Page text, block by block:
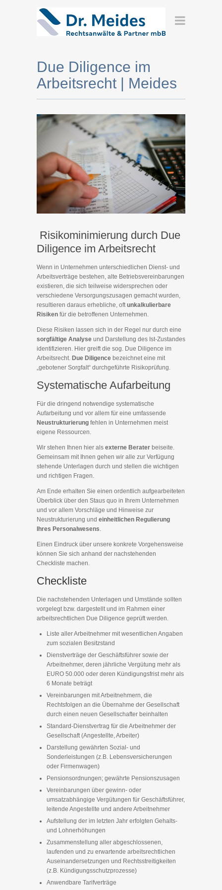
Due Diligence im
Arbeitsrecht | Meides
Risikominimierung durch Due
Diligence im Arbeitsrecht
Wenn in Unternehmen unterschiedlichen Dienst- und
Arbeitsverträge bestehen, alte Betriebsvereinbarungen
existieren, die sich teilweise widersprechen oder
verschiedene Versorgungszusagen gemacht wurden,
resultieren daraus erhebliche, oftunkalkulierbare
Risiken für die betroffenen Unternehmen.
Diese Risiken lassen sich in der Regel nur durch eine
sorgfältige Analyse und Darstellung des Ist-Zustandes
identifizieren. Hier greift die sog. Due Diligence im
Arbeitsrecht. Due Diligence bezeichnet eine mit
„gebotener Sorgfalt“ durchgeführte Risikoprüfung.
Systematische Aufarbeitung
Für die dringend notwendige systematische
Aufarbeitung und vor allem für eine umfassende
Neustrukturierung fehlen in Unternehmen meist
eigene Ressourcen.
Wir stehen Ihnen hier als externe Berater beiseite.
Gemeinsam mit Ihnen gehen wir alle zur Verfügung
stehende Unterlagen durch und stellen die wichtigen
und richtigen Fragen.
Am Ende erhalten Sie einen ordentlich aufgearbeiteten
Überblick über den Staus quo in Ihrem Unternehmen
und vor allem Vorschläge und Hinweise zur
Neustrukturierung und einheitlichen Regulierung
Ihres Personalwesens.
Einen Eindruck über unsere konkrete Vorgehensweise
können Sie sich anhand der nachstehenden
Checkliste machen.
Checkliste
Die nachstehenden Unterlagen und Umstände sollten
vorgelegt bzw. dargestellt und im Rahmen einer
arbeitsrechtlichen Due Diligence geprüft werden.
Liste aller Arbeitnehmer mit wesentlichen Angaben
zum sozialen Besitzstand
Dienstverträge der Geschäftsführer sowie der
Arbeitnehmer, deren jährliche Vergütung mehr als
EURO 50.000 oder deren Kündigungsfrist mehr als
6 Monate beträgt
Vereinbarungen mit Arbeitnehmern, die
Rechtsfolgen an die Übernahme der Gesellschaft
durch einen neuen Gesellschafter beinhalten
Standard-Dienstvertrag für die Arbeitnehmer der
Gesellschaft (Angestellte, Arbeiter)
Darstellung gewährten Sozial- und
Sonderleistungen (z.B. Lebensversicherungen
oder Firmenwagen)
Pensionsordnungen; gewährte Pensionszusagen
Vereinbarungen über gewinn- oder
umsatzabhängige Vergütungen für Geschäftsführer,
leitende Angestellte und andere Arbeitnehmer
Aufstellung der im letzten Jahr erfolgten Gehalts-
und Lohnerhöhungen
Zusammenstellung aller abgeschlossenen,
laufenden und zu erwartende arbeitsrechtlichen
Auseinandersetzungen und Rechtsstreitigkeiten
(z.B. Kündigungsschutzprozesse)
Anwendbare Tarifverträge